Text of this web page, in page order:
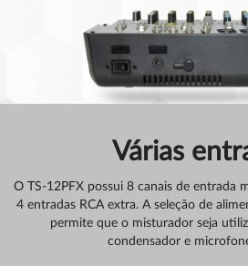
Várias
O TS-12PFX possui 8 canais de entrada
4 entradas RCA extra. A seleção de
permite que o misturador seja
condensador e